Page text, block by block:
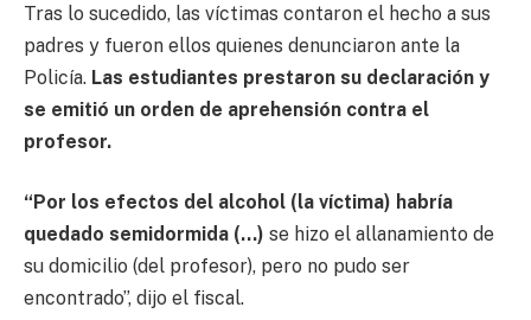
Tras lo sucedido, las víctimas contaron el hecho a sus
padres y fueron ellos quienes denunciaron ante la
Policía. Las estudiantes prestaron su declaración y
se emitió un orden de aprehensión contra el
profesor.
“Por los efectos del alcohol (la víctima) habría
quedado semidormida (…) se hizo el allanamiento de
su domicilio (del profesor), pero no pudo ser
encontrado”, dijo el fiscal.